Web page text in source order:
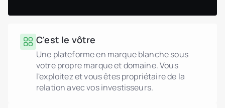
C'est le vôtre
Une plateforme en marque blanche sous
votre propre marque et domaine. Vous
l'exploitez et vous êtes propriétaire de la
relation avec vos investisseurs.